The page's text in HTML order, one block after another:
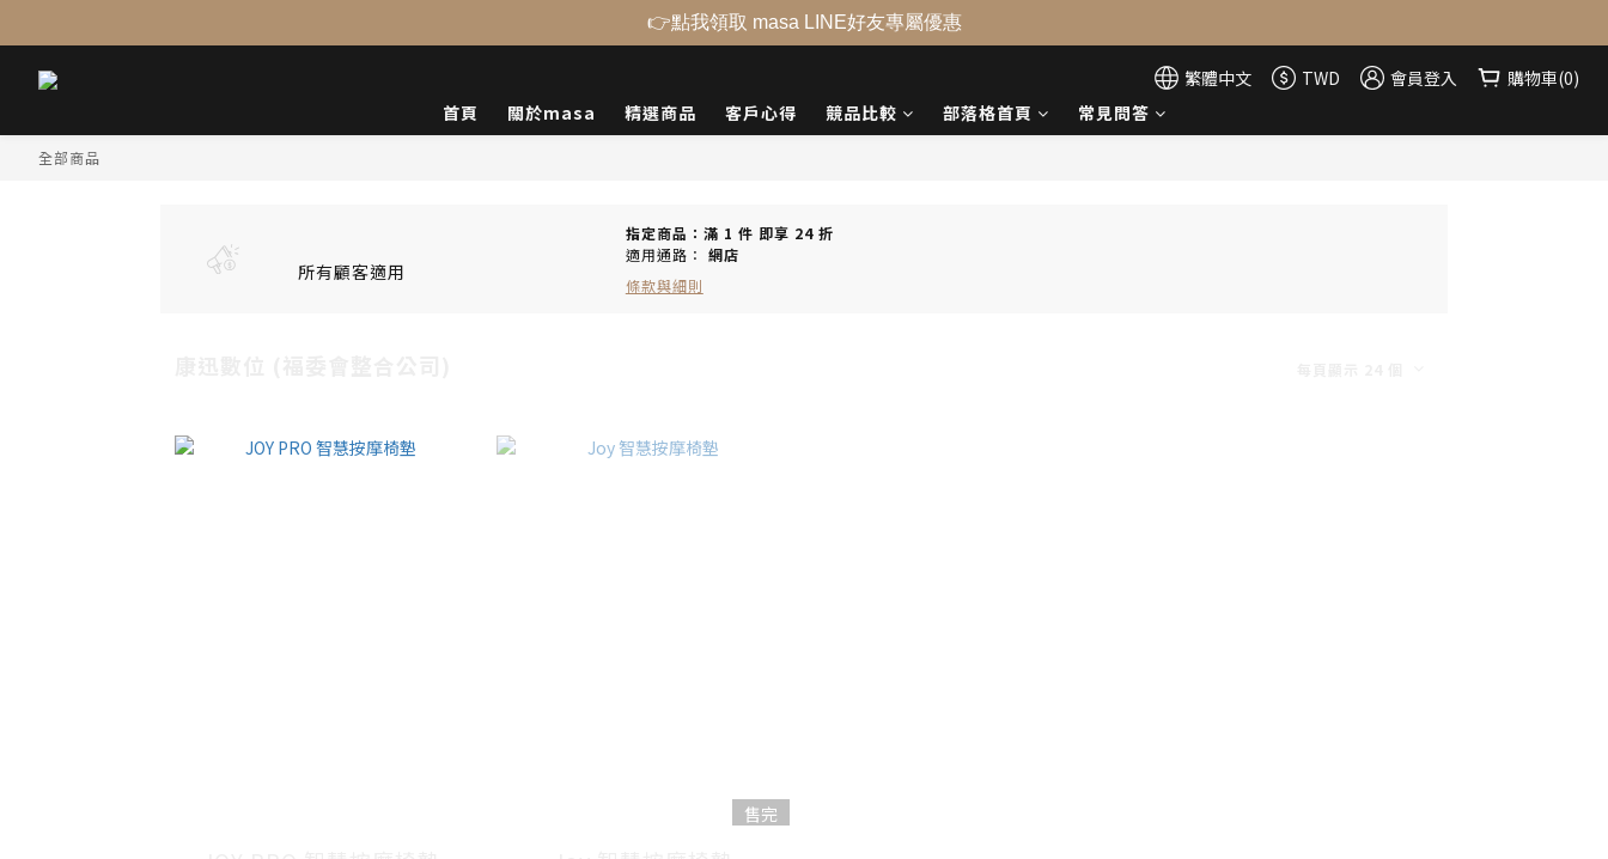
繁體中文 TWD 會員登入
購物車(0)
首頁
關於masa 精選商品 客戶心得 競品比較 部落格首頁 常見問答
全部商品
所有顧客適用
指定商品：滿 1 件 即享 24 折
適用通路： 網店
條款與細則
售完
👉點我領取 masa LINE好友專屬優惠